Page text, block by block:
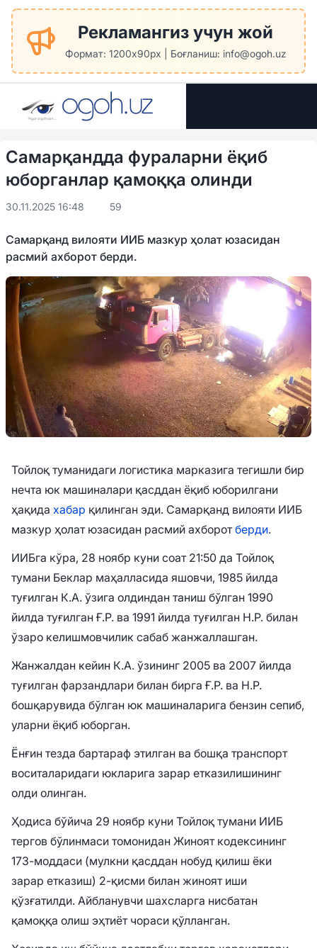
Рекламангиз учун жой
Формат: 1200x90px | Боғланиш: info@ogoh.uz
Самарқандда фураларни ёқиб
юборганлар қамоққа олинди
30.11.2025 16:48 59
Самарқанд вилояти ИИБ мазкур ҳолат юзасидан
расмий ахборот берди.
Тойлоқ туманидаги логистика марказига тегишли бир
нечта юк машиналари қасддан ёқиб юборилгани
ҳақида хабар қилинган эди. Самарқанд вилояти ИИБ
мазкур ҳолат юзасидан расмий ахборотберди.
ИИБга кўра, 28 ноябр куни соат 21:50 да Тойлоқ
тумани Беклар маҳалласида яшовчи, 1985 йилда
туғилган К.А. ўзига олдиндан таниш бўлган 1990
йилда туғилган Ғ.Р. ва 1991 йилда туғилган Н.Р. билан
ўзаро келишмовчилик сабаб жанжаллашган.
Жанжалдан кейин К.А. ўзининг 2005 ва 2007 йилда
туғилган фарзандлари билан бирга Ғ.Р. ва Н.Р.
бошқарувида бўлган юк машиналарига бензин сепиб,
уларни ёқиб юборган.
Ёнғин тезда бартараф этилган ва бошқа транспорт
воситаларидаги юкларига зарар етказилишининг
олди олинган.
Ҳодиса бўйича 29 ноябр куни Тойлоқ тумани ИИБ
тергов бўлинмаси томонидан Жиноят кодексининг
173-моддаси (мулкни қасддан нобуд қилиш ёки
зарар етказиш) 2-қисми билан жиноят иши
қўзғатилди. Айбланувчи шахсларга нисбатан
қамоққа олиш эҳтиёт чораси қўлланган.